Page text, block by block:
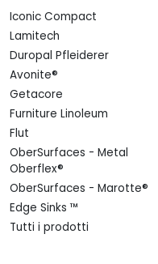
Iconic Compact
Lamitech
Duropal Pfleiderer
Avonite®
Getacore
Furniture Linoleum
Flut
OberSurfaces - Metal
Oberflex®
OberSurfaces - Marotte®
Edge Sinks ™
Tutti i prodotti